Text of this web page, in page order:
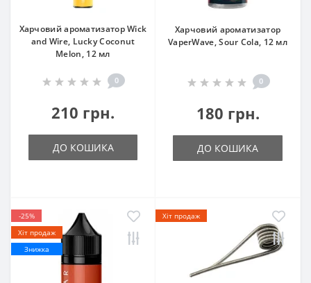
Харчовий ароматизатор Wick
and Wire, Lucky Coconut
Melon, 12 мл
0
210 грн.
ДО КОШИКА
Харчовий ароматизатор
VaperWave, Sour Cola, 12 мл
0
180 грн.
ДО КОШИКА
-25%
Хіт продаж
Знижка
Хіт продаж